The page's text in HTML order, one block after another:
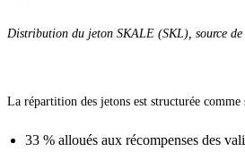
Distribution du jeton SKALE (SKL), source
La répartition des jetons est structurée comme
33 % alloués aux récompenses des